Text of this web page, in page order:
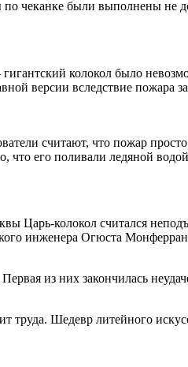
чеканке были выполнены не
колокол было
версии вследствие пожара
считают, что пожар
что его поливали ледяной
Царь-колокол считался
инженера Огюста
из них закончилась
труда. Шедевр литейного